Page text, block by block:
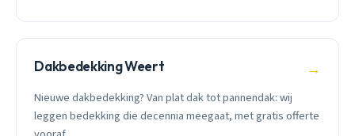
Dakbedekking Weert →
Nieuwe dakbedekking? Van plat dak tot pannendak: wij
leggen bedekking die decennia meegaat, met gratis offerte